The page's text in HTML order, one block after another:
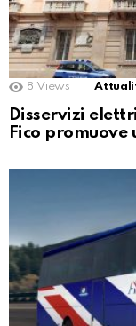
8 Views
Disservizi
Fico promuove